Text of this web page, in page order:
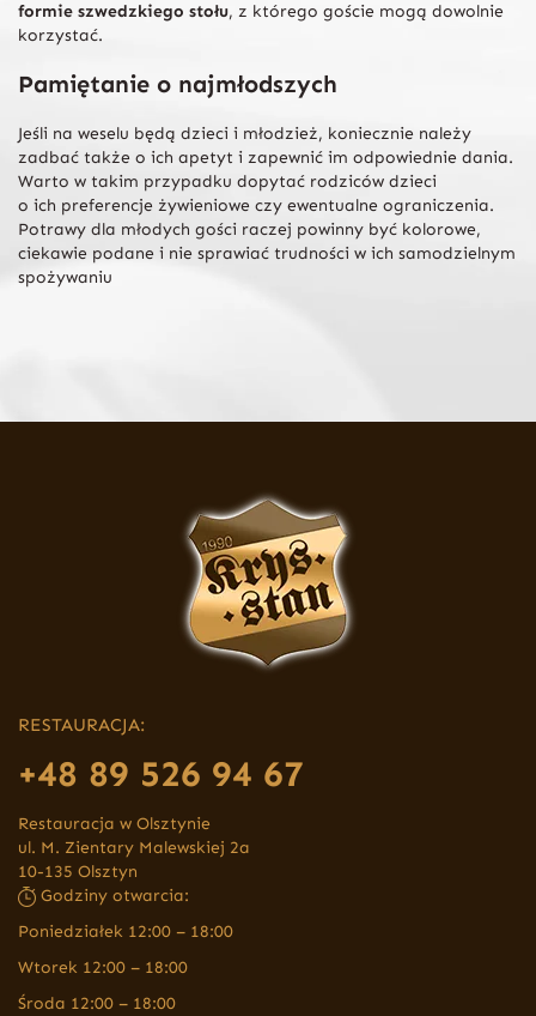
formie szwedzkiego stołu, z którego goście mogą dowolnie
korzystać.
Pamiętanie o najmłodszych
Jeśli na weselu będą dzieci i młodzież, koniecznie należy
zadbać także o ich apetyt i zapewnić im odpowiednie dania.
Warto w takim przypadku dopytać rodziców dzieci
o ich preferencje żywieniowe czy ewentualne ograniczenia.
Potrawy dla młodych gości raczej powinny być kolorowe,
ciekawie podane i nie sprawiać trudności w ich samodzielnym
spożywaniu
RESTAURACJA:
+48 89 526 94 67
Restauracja w Olsztynie
ul. M. Zientary Malewskiej 2a
10-135 Olsztyn
Godziny otwarcia:
Poniedziałek 12:00 – 18:00
Wtorek 12:00 – 18:00
Środa 12:00 – 18:00